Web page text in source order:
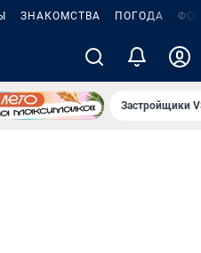
ЗНАКОМСТВА ПОГОДА
Застройщики